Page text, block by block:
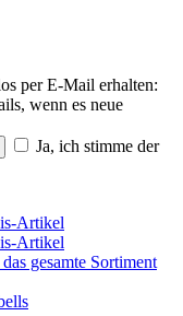
per E-Mail erhalten:
wenn es neue
Ja, ich stimme der